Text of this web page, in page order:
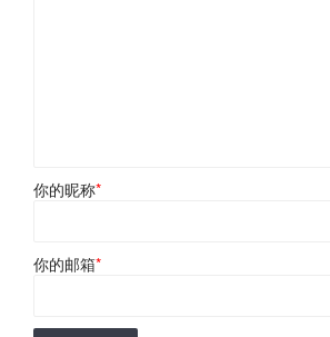
你的昵称*
你的邮箱*